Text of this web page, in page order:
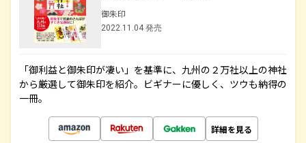
御朱印
2022.11.04 発売
「御利益と御朱印が凄い」を基準に、九州の２万社以上の神社
から厳選して御朱印を紹介。ビギナーに優しく、ツウも納得の
一冊。
詳細を見る